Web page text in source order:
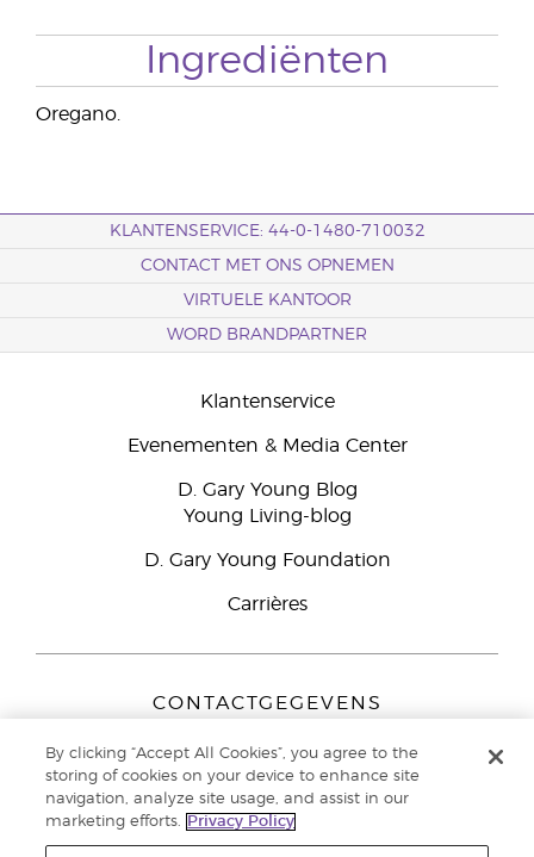
Ingrediënten
Oregano.
KLANTENSERVICE: 44-0-1480-710032
CONTACT MET ONS OPNEMEN
VIRTUELE KANTOOR
WORD BRANDPARTNER
Klantenservice
Evenementen & Media Center
D. Gary Young Blog
Young Living-blog
D. Gary Young Foundation
Carrières
CONTACTGEGEVENS
Peizerweg 97
9727 AJ Groningen
Nederland
Klantenservice:44-0-1480-710032
By clicking “Accept All Cookies”, you agree to the
storing of cookies on your device to enhance site
navigation, analyze site usage, and assist in our
marketing efforts.
Privacy Policy